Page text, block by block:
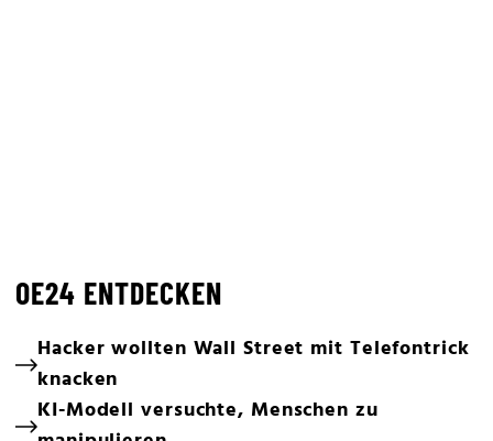
OE24 ENTDECKEN
Hacker wollten Wall Street mit Telefontrick
knacken
KI-Modell versuchte, Menschen zu